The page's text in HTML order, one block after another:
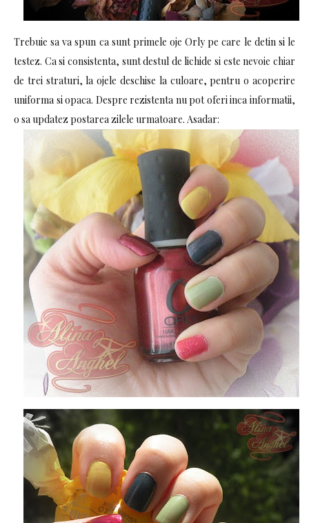
Trebuie sa va spun ca sunt primele oje Orly pe care le detin si le
testez. Ca si consistenta, sunt destul de lichide si este nevoie chiar
de trei straturi, la ojele deschise la culoare, pentru o acoperire
uniforma si opaca. Despre rezistenta nu pot oferi inca informatii,
o sa updatez postarea zilele urmatoare. Asadar: